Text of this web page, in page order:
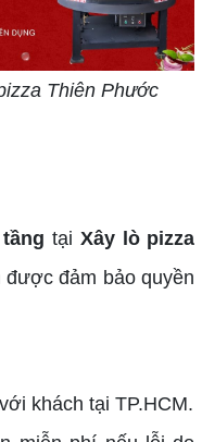
Thiên Phước
tại Xây lò pizza
được đảm bảo quyền
khách tại TP.HCM.